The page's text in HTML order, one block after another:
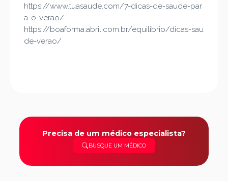
https://www.tuasaude.com/7-dicas-de-saude-par
a-o-verao/
https://boaforma.abril.com.br/equilibrio/dicas-sau
de-verao/
Precisa de um médico especialista?
BUSQUE UM MÉDICO